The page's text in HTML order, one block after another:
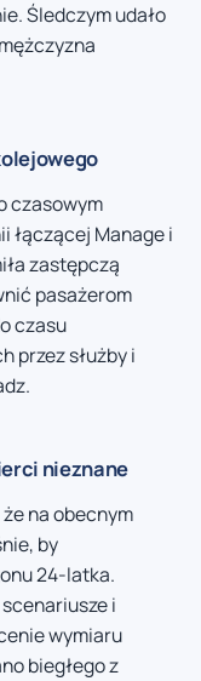
Śledczym udało
czasowym
łączącej Manage i
zastępczą
pasażerom
czasu
przez służby i
nieznane
na obecnym
by
24-latka.
i
wymiaru
biegłego z